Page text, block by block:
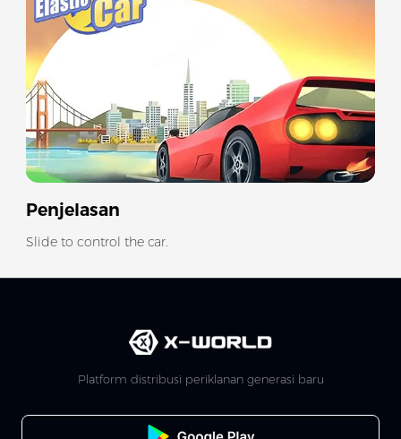
Penjelasan
Slide to control the car.
Platform distribusi periklanan generasi baru